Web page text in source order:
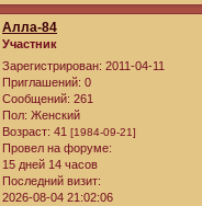
Алла-84
Участник
Зарегистрирован: 2011-04-11
Приглашений: 0
Сообщений: 261
Пол: Женский
Возраст: 41 [1984-09-21]
Провел на форуме:
15 дней 14 часов
Последний визит:
2026-08-04 21:02:06